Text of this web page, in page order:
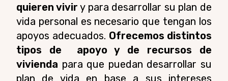
quieren vivir y para desarrollar su plan de
vida personal es necesario que tengan los
apoyos adecuados. Ofrecemos distintos
tipos de apoyo y de recursos de
vivienda para que puedan desarrollar su
plan de vida en base a sus intereses